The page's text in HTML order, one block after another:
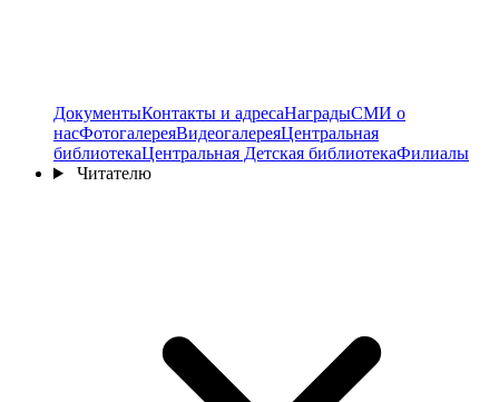
ДокументыКонтакты и адресаНаградыСМИ о
насФотогалереяВидеогалереяЦентральная
библиотекаЦентральная Детская библиотекаФилиалы
Читателю